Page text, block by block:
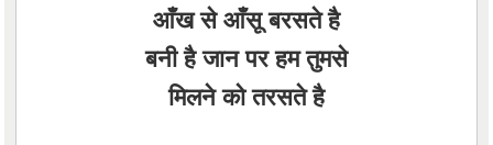
आँख से आँसू बरसते है
बनी है जान पर हम तुमसे
मिलने को तरसते है